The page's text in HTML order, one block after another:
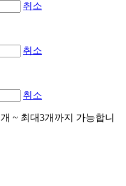
취소
취소
취소
~ 최대3개까지 가능합니